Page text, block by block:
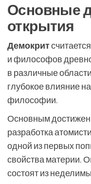
Основные
открытия
Демокрит
и философов
в различные
глубокое влияние
философии.
Основным
разработка
одной из первых
свойства материи.
состоят из